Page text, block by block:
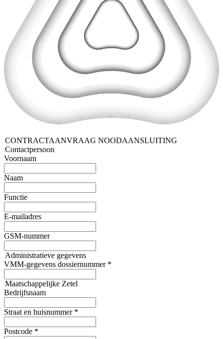
CONTRACTAANVRAAG NOODAANSLUITING
Contactpersoon
Voornaam
Naam
Functie
E-mailadres
GSM-nummer
Administratieve gegevens
VMM-gegevens dossiernummer *
Maatschappelijke Zetel
Bedrijfsnaam
Straat en huisnummer *
Postcode *